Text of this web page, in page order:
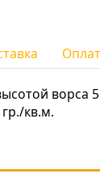
ворса
кв.м.